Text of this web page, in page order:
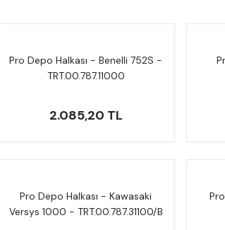
Pro Depo Halkası - Benelli 752S -
TRT.00.787.11000
2.085,20 TL
Pro Depo Halkası - Kawasaki
Versys 1000 - TRT.00.787.31100/B